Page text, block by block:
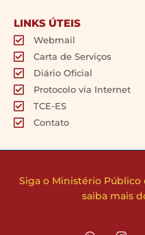
LINKS ÚTEIS
Webmail
Carta de Serviços
Diário Oficial
Protocolo via Internet
TCE-ES
Contato
Siga o Ministério Público
saiba mais